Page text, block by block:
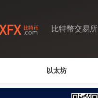
比特幣交易所
以太坊